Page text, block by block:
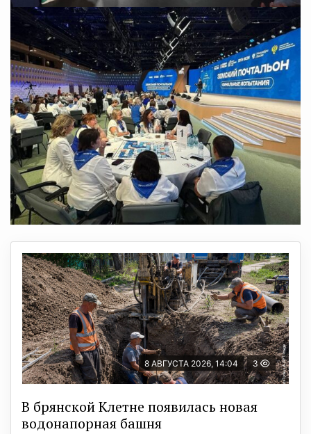
8 АВГУСТА 2026, 14:04 3
В брянской Клетне появилась новая
водонапорная башня